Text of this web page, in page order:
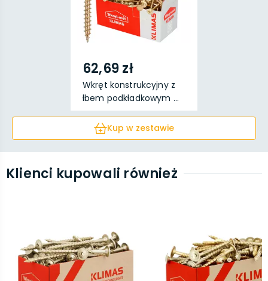
62,69 zł
Wkręt konstrukcyjny z
łbem podkładkowym ...
Kup w zestawie
Klienci kupowali również